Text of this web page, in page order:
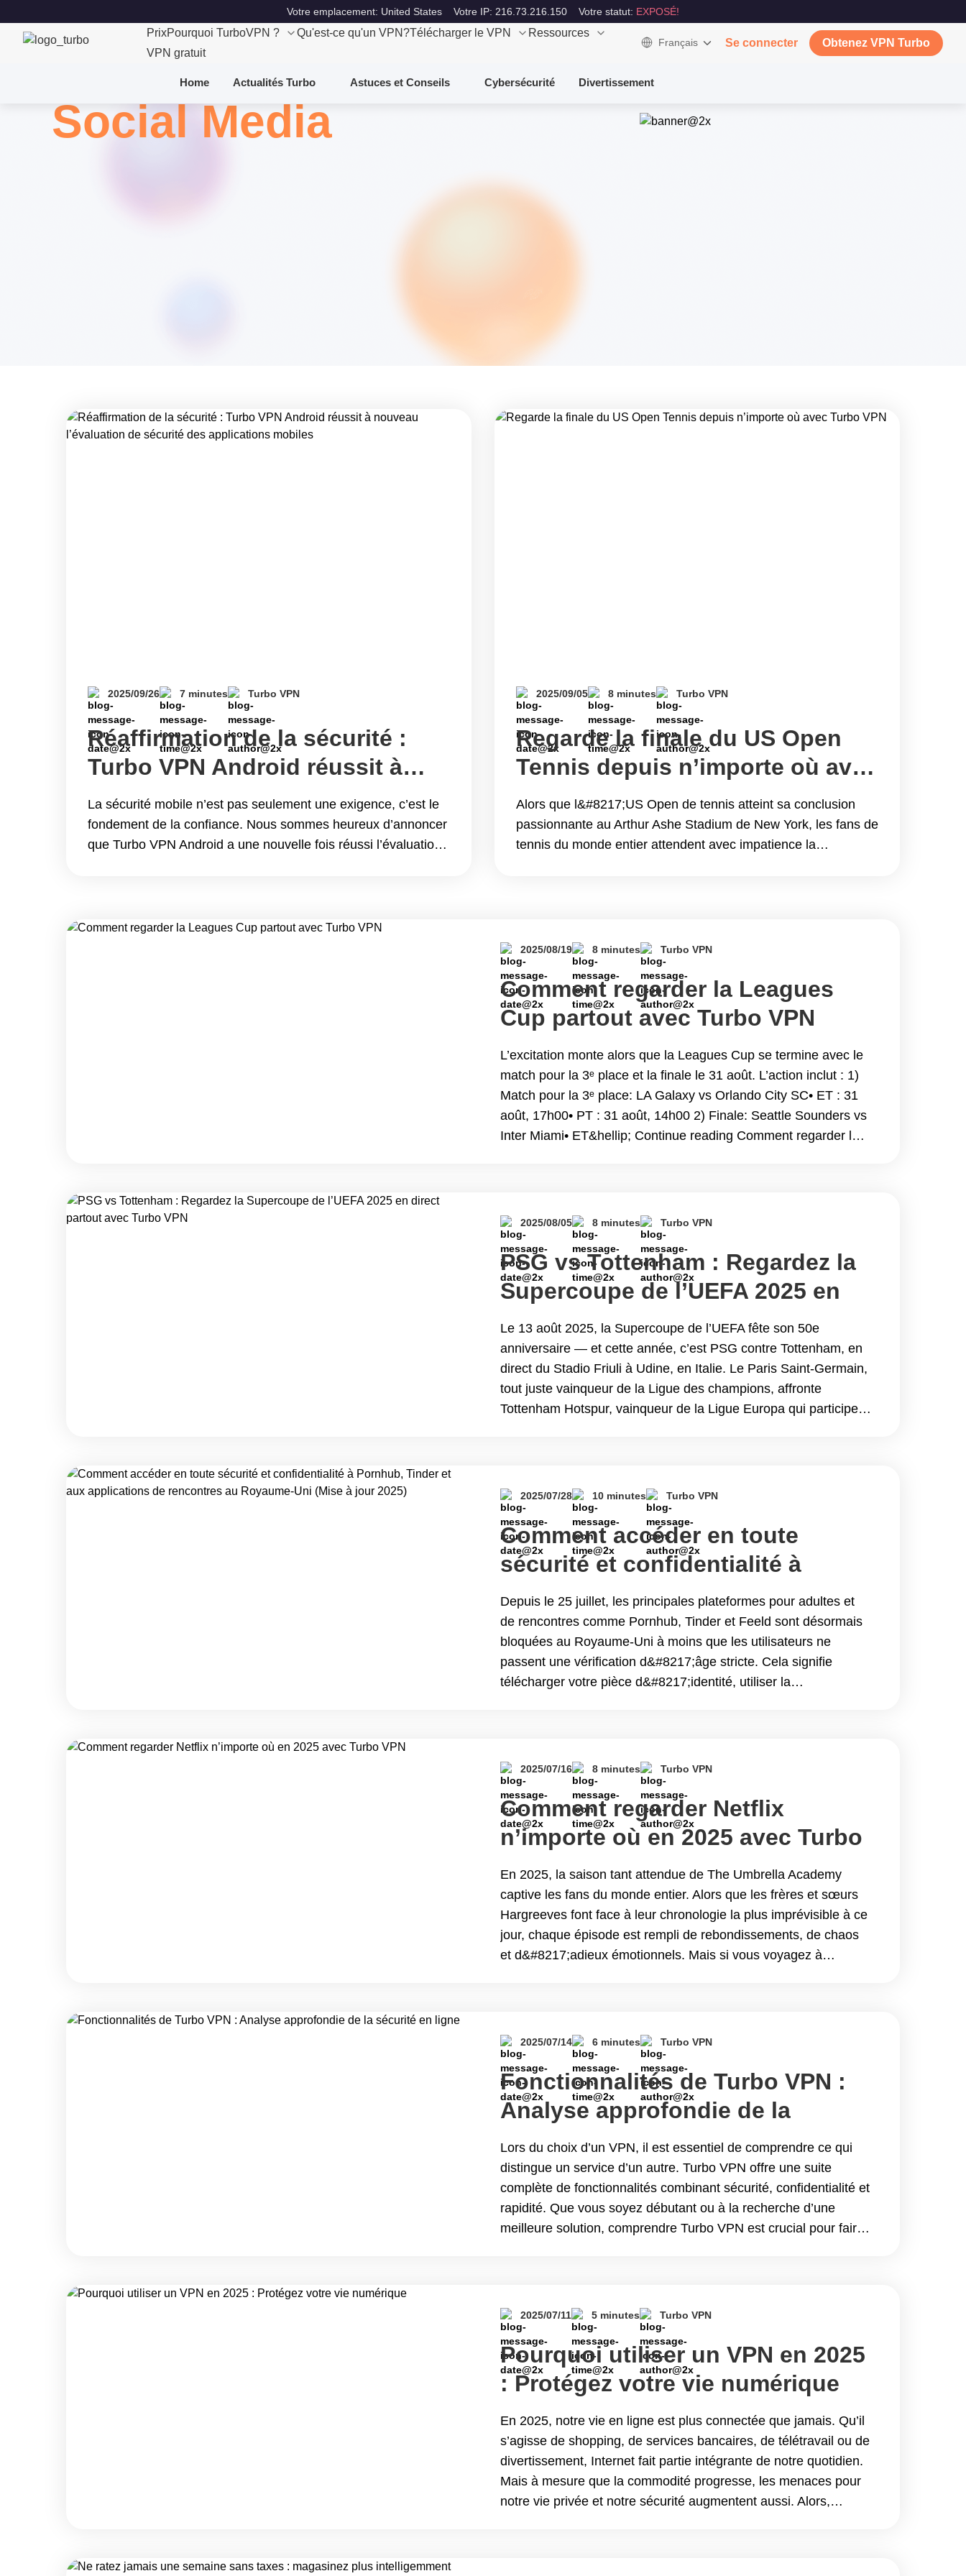
Votre emplacement: United States Votre IP: 216.73.216.150 Votre statut: EXPOSÉ!
PrixPourquoi TurboVPN ? Qu'est-ce qu'un VPN?Télécharger le VPN
Ressources
VPN gratuit
Français Se connecter Obtenez VPN Turbo
Home Actualités Turbo Astuces et Conseils Cybersécurité Divertissement
Social Media
2025/09/26 7 minutes Turbo VPN
Réaffirmation de la sécurité :
Turbo VPN Android réussit à
nouveau l’évaluation de sécurité
des applications mobiles
La sécurité mobile n’est pas seulement une exigence, c’est le
fondement de la confiance. Nous sommes heureux d’annoncer
que Turbo VPN Android a une nouvelle fois réussi l’évaluation
mais&hellip; Continue reading Réaffirmation de la sécurité :
2025/09/05 8 minutes Turbo VPN
Regarde la finale du US Open
Tennis depuis n’importe où avec
Turbo VPN
Alors que l&#8217;US Open de tennis atteint sa conclusion
passionnante au Arthur Ashe Stadium de New York, les fans de
tennis du monde entier attendent avec impatience la
du US Open Tennis depuis n&#8217;importe où avec Turbo
VPN
2025/08/19 8 minutes Turbo VPN
Comment regarder la Leagues
Cup partout avec Turbo VPN
L’excitation monte alors que la Leagues Cup se termine avec le
match pour la 3ᵉ place et la finale le 31 août. L’action inclut : 1)
Match pour la 3ᵉ place: LA Galaxy vs Orlando City SC• ET : 31
août, 17h00• PT : 31 août, 14h00 2) Finale: Seattle Sounders vs
Inter Miami• ET&hellip; Continue reading Comment regarder la
2025/08/05 8 minutes Turbo VPN
PSG vs Tottenham : Regardez la
Supercoupe de l’UEFA 2025 en
direct partout avec Turbo VPN
Le 13 août 2025, la Supercoupe de l’UEFA fête son 50e
anniversaire — et cette année, c’est PSG contre Tottenham, en
direct du Stadio Friuli à Udine, en Italie. Le Paris Saint-Germain,
tout juste vainqueur de la Ligue des champions, affronte
Tottenham Hotspur, vainqueur de la Ligue Europa qui participe à
2025/07/28 10 minutes Turbo VPN
Comment accéder en toute
sécurité et confidentialité à
Pornhub, Tinder et aux
applications de rencontres au
Royaume-Uni (Mise à jour 2025)
Depuis le 25 juillet, les principales plateformes pour adultes et
de rencontres comme Pornhub, Tinder et Feeld sont désormais
bloquées au Royaume-Uni à moins que les utilisateurs ne
passent une vérification d&#8217;âge stricte. Cela signifie
télécharger votre pièce d&#8217;identité, utiliser la
Tinder et aux applications de rencontres au Royaume-Uni (Mise
à jour 2025)
2025/07/16 8 minutes Turbo VPN
Comment regarder Netflix
n’importe où en 2025 avec Turbo
VPN
En 2025, la saison tant attendue de The Umbrella Academy
captive les fans du monde entier. Alors que les frères et sœurs
Hargreeves font face à leur chronologie la plus imprévisible à ce
jour, chaque épisode est rempli de rebondissements, de chaos
et d&#8217;adieux émotionnels. Mais si vous voyagez à
2025/07/14 6 minutes Turbo VPN
Fonctionnalités de Turbo VPN :
Analyse approfondie de la
sécurité en ligne
Lors du choix d’un VPN, il est essentiel de comprendre ce qui
distingue un service d’un autre. Turbo VPN offre une suite
complète de fonctionnalités combinant sécurité, confidentialité et
rapidité. Que vous soyez débutant ou à la recherche d’une
meilleure solution, comprendre Turbo VPN est crucial pour faire
2025/07/11 5 minutes Turbo VPN
Pourquoi utiliser un VPN en 2025
: Protégez votre vie numérique
En 2025, notre vie en ligne est plus connectée que jamais. Qu’il
s’agisse de shopping, de services bancaires, de télétravail ou de
divertissement, Internet fait partie intégrante de notre quotidien.
Mais à mesure que la commodité progresse, les menaces pour
notre vie privée et notre sécurité augmentent aussi. Alors,